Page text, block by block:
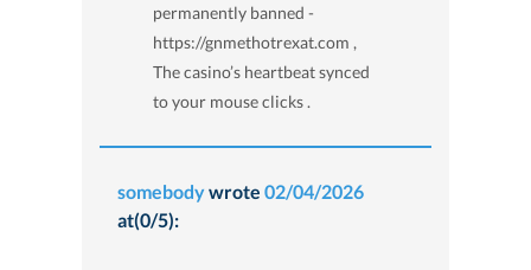
permanently banned -
https://gnmethotrexat.com ,
The casino’s heartbeat synced
to your mouse clicks .
somebodywrote 02/04/2026
at(0/5):